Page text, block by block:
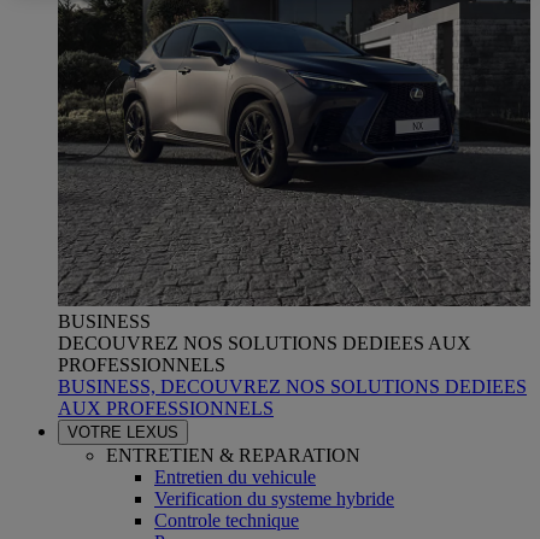
BUSINESS
DECOUVREZ NOS SOLUTIONS DEDIEES AUX
PROFESSIONNELS
BUSINESS, DECOUVREZ NOS SOLUTIONS DEDIEES
AUX PROFESSIONNELS
VOTRE LEXUS
ENTRETIEN & REPARATION
Entretien du vehicule
Verification du systeme hybride
Controle technique